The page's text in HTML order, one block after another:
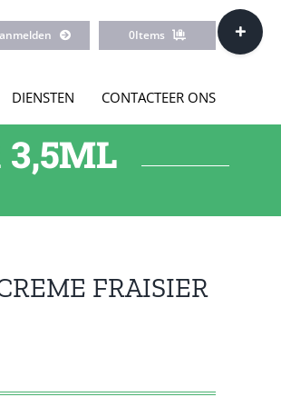
0Items
DIENSTEN CONTACTEER ONS
3,5ML
FRAISIER
Toggle
Sliding